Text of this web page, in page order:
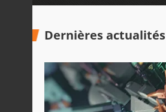
Dernières actualités